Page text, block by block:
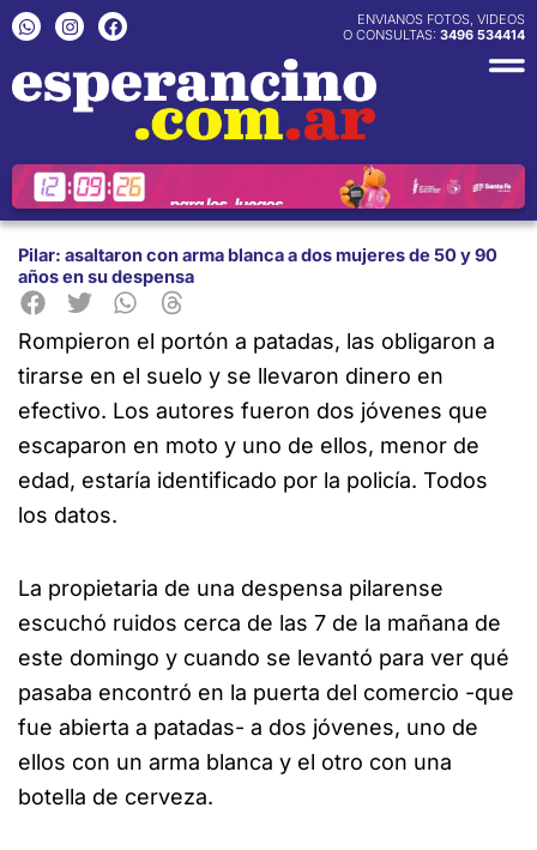
contenido
W
h
t
s
a
I
n
t
a
g
m
F
a
e
b
ENVIANOS FOTOS, VIDEOS
O CONSULTAS: 3496 534414
Pilar: asaltaron con arma blanca a dos mujeres de 50 y 90
años en su despensa
Rompieron el portón a patadas, las obligaron a
tirarse en el suelo y se llevaron dinero en
efectivo. Los autores fueron dos jóvenes que
escaparon en moto y uno de ellos, menor de
edad, estaría identificado por la policía. Todos
los datos.
La propietaria de una despensa pilarense
escuchó ruidos cerca de las 7 de la mañana de
este domingo y cuando se levantó para ver qué
pasaba encontró en la puerta del comercio -que
fue abierta a patadas- a dos jóvenes, uno de
ellos con un arma blanca y el otro con una
botella de cerveza.